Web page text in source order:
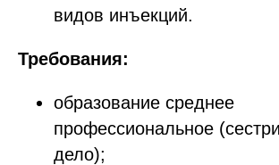
видов инъекций.
Требования:
образование среднее
профессиональное
дело);